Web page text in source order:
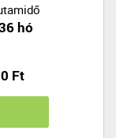
hó
Ft